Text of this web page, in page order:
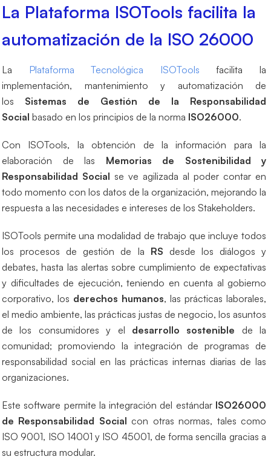
La Plataforma ISOTools facilita la
automatización de la ISO 26000
La Plataforma Tecnológica ISOTools facilita la
implementación, mantenimiento y automatización de
los Sistemas de Gestión de la Responsabilidad
Social basado en los principios de la norma ISO26000.
Con ISOTools, la obtención de la información para la
elaboración de las Memorias de Sostenibilidad y
Responsabilidad Social se ve agilizada al poder contar en
todo momento con los datos de la organización, mejorando la
respuesta a las necesidades e intereses de los Stakeholders.
ISOTools permite una modalidad de trabajo que incluye todos
los procesos de gestión de la RS desde los diálogos y
debates, hasta las alertas sobre cumplimiento de expectativas
y dificultades de ejecución, teniendo en cuenta al gobierno
corporativo, los derechos humanos, las prácticas laborales,
el medio ambiente, las prácticas justas de negocio, los asuntos
de los consumidores y el desarrollo sostenible de la
comunidad; promoviendo la integración de programas de
responsabilidad social en las prácticas internas diarias de las
organizaciones.
Este software permite la integración del estándar ISO26000
de Responsabilidad Social con otras normas, tales como
ISO 9001, ISO 14001 y ISO 45001, de forma sencilla gracias a
su estructura modular.